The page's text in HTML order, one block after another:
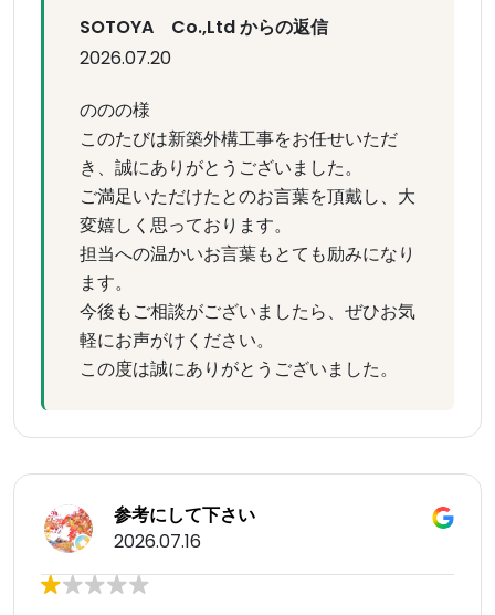
SOTOYA Co.,Ltd からの返信
2026.07.20
ののの様
このたびは新築外構工事をお任せいただ
き、誠にありがとうございました。
ご満足いただけたとのお言葉を頂戴し、大
変嬉しく思っております。
担当への温かいお言葉もとても励みになり
ます。
今後もご相談がございましたら、ぜひお気
軽にお声がけください。
この度は誠にありがとうございました。
参考にして下さい
2026.07.16